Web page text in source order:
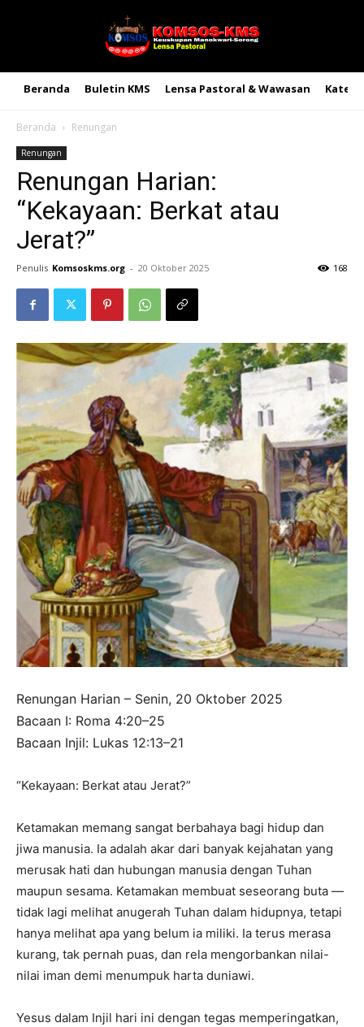
Beranda Buletin KMS Lensa Pastoral & Wawasan
Beranda Renungan
Renungan
Renungan Harian:
“Kekayaan: Berkat atau
Jerat?”
Penulis Komsoskms.org - 20 Oktober 2025 168
Renungan Harian – Senin, 20 Oktober 2025
Bacaan I: Roma 4:20–25
Bacaan Injil: Lukas 12:13–21
“Kekayaan: Berkat atau Jerat?”
Ketamakan memang sangat berbahaya bagi hidup dan
jiwa manusia. Ia adalah akar dari banyak kejahatan yang
merusak hati dan hubungan manusia dengan Tuhan
maupun sesama. Ketamakan membuat seseorang buta —
tidak lagi melihat anugerah Tuhan dalam hidupnya, tetapi
hanya melihat apa yang belum ia miliki. Ia terus merasa
kurang, tak pernah puas, dan rela mengorbankan nilai-
nilai iman demi menumpuk harta duniawi.
Yesus dalam Injil hari ini dengan tegas memperingatkan,